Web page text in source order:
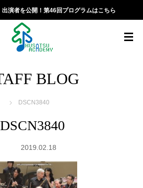
演者を公開！第46回プログラムはこちら
BLOG
DSCN3840
DSCN3840
2019.02.18